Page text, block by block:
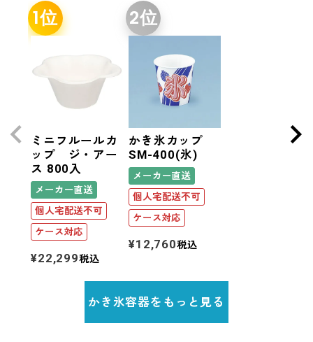
ミニフルールカ
ップ ジ・アー
ス 800入
メーカー直送
個人宅配送不可
ケース対応
¥22,299税込
かき氷カップ
SM-400(氷)
メーカー直送
個人宅配送不可
ケース対応
¥12,760税込
かき氷容器をもっと見る